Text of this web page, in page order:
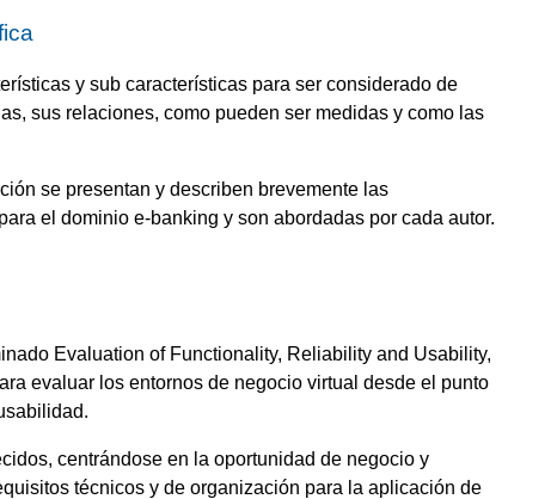
y sub características para ser considerado de
sus relaciones, como pueden ser medidas y como las
se presentan y describen brevemente las
el dominio e-banking y son abordadas por cada autor.
Evaluation of Functionality, Reliability and Usability,
evaluar los entornos de negocio virtual desde el punto
centrándose en la oportunidad de negocio y
técnicos y de organización para la aplicación de